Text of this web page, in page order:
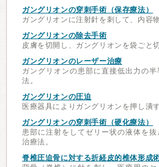
ガングリオンの穿刺手術（保存療法）
ガングリオンに注射針を刺して、内容
ガングリオンの除去手術
皮膚を切開し、ガングリオンを袋ごと
ガングリオンのレーザー治療
ガングリオンの患部に直接低出力の
法。
ガングリオンの圧迫
医療器具によりガングリオンを押し潰す
ガングリオンの穿刺手術（硬化療法）
患部に注射をしてゼリー状の液体を
治療法。
脊椎圧迫骨に対する折経皮的椎体形成